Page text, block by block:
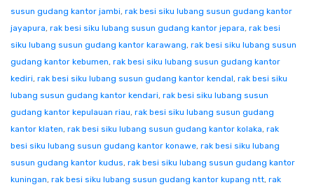
susun gudang kantor jambi, rak besi siku lubang susun gudang kantor
jayapura, rak besi siku lubang susun gudang kantor jepara, rak besi
siku lubang susun gudang kantor karawang, rak besi siku lubang susun
gudang kantor kebumen, rak besi siku lubang susun gudang kantor
kediri, rak besi siku lubang susun gudang kantor kendal, rak besi siku
lubang susun gudang kantor kendari, rak besi siku lubang susun
gudang kantor kepulauan riau, rak besi siku lubang susun gudang
kantor klaten, rak besi siku lubang susun gudang kantor kolaka, rak
besi siku lubang susun gudang kantor konawe, rak besi siku lubang
susun gudang kantor kudus, rak besi siku lubang susun gudang kantor
kuningan, rak besi siku lubang susun gudang kantor kupang ntt, rak